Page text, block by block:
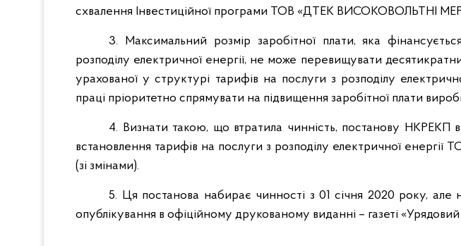
схвалення Інвестиційної програми ТОВ «ДТЕК ВИСОКОВОЛЬТНІ
3. Максимальний розмір заробітної плати, яка
розподілу електричної енергії, не може перевищувати
урахованої у структурі тарифів на послуги з розподілу
праці пріоритетно спрямувати на підвищення заробітної плати
4. Визнати такою, що втратила чинність, постанову НКРЕКП
встановлення тарифів на послуги з розподілу електричної
(зі змінами).
5. Ця постанова набирає чинності з 01 січня 2020 року, але
опублікування в офіційному друкованому виданні – газеті «Урядовий